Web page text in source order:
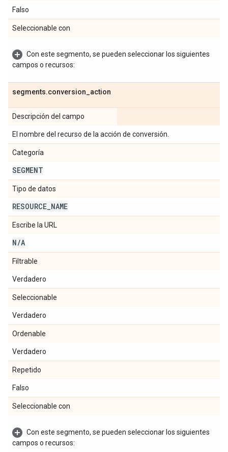
Falso
Seleccionable con
Con este segmento, se pueden seleccionar los siguientes
campos o recursos:
segments.conversion action
Descripción del campo
El nombre del recurso de la acción de conversión.
Categoría
SEGMENT
Tipo de datos
RESOURCE NAME
Escribe la URL
N/A
Filtrable
Verdadero
Seleccionable
Verdadero
Ordenable
Verdadero
Repetido
Falso
Seleccionable con
Con este segmento, se pueden seleccionar los siguientes
campos o recursos: